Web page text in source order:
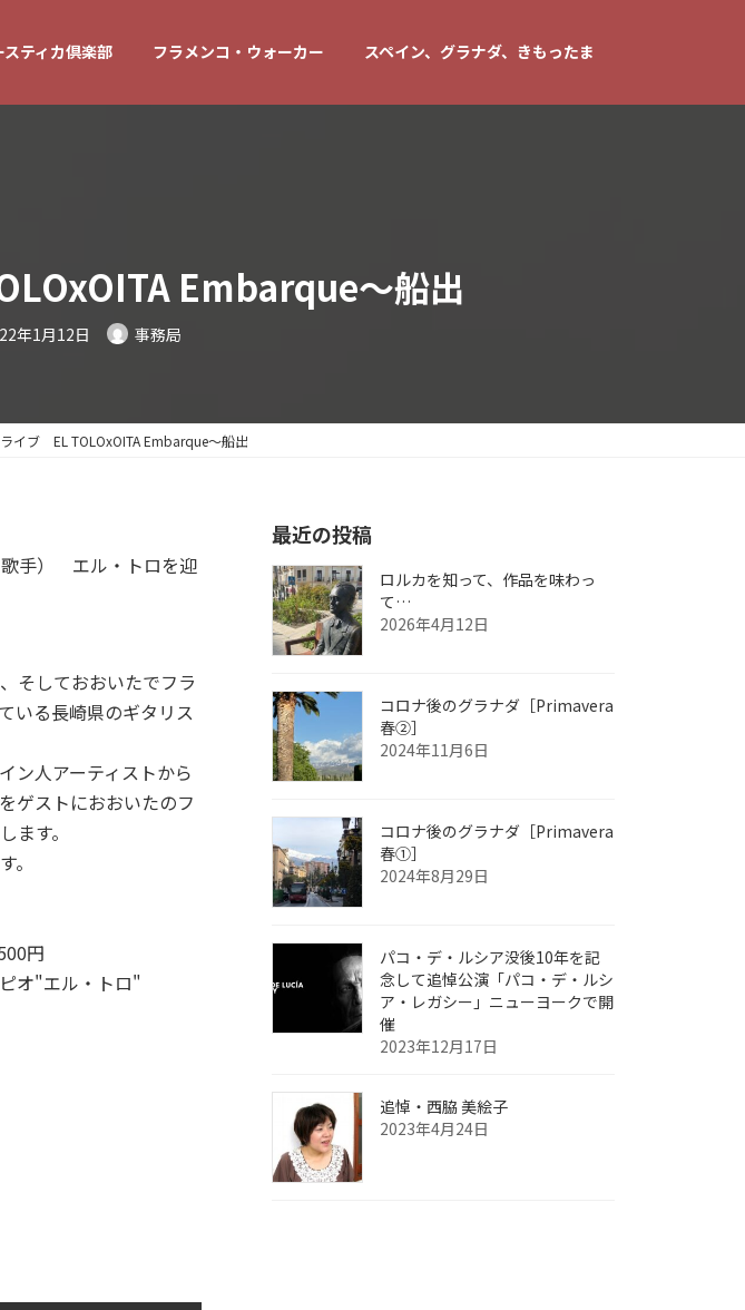
スティカ倶楽部 フラメンコ・ウォーカー スペイン、グラナダ、きもったま
Embarque～船出
年1月12日 事務局
イブ EL TOLOxOITA Embarque～船出
歌手） エル・トロを迎
そしておおいたでフラ
いる長崎県のギタリス
ン人アーティストから
ゲストにおおいたのフ
ます。
。
円
オ"エル・トロ"
最近の投稿
ロルカを知って、作品を味わっ
て…
2026年4月12日
コロナ後のグラナダ［Primavera
春②］
2024年11月6日
コロナ後のグラナダ［Primavera
春①］
2024年8月29日
パコ・デ・ルシア没後10年を記
念して追悼公演「パコ・デ・ルシ
ア・レガシー」ニューヨークで開
催
2023年12月17日
追悼・西脇 美絵子
2023年4月24日